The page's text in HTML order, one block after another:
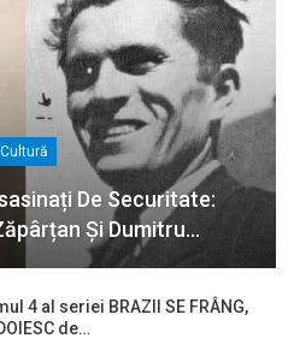
Cultură
De Securitate:
Și Dumitru…
4 al seriei BRAZII SE FRÂNG,
de…